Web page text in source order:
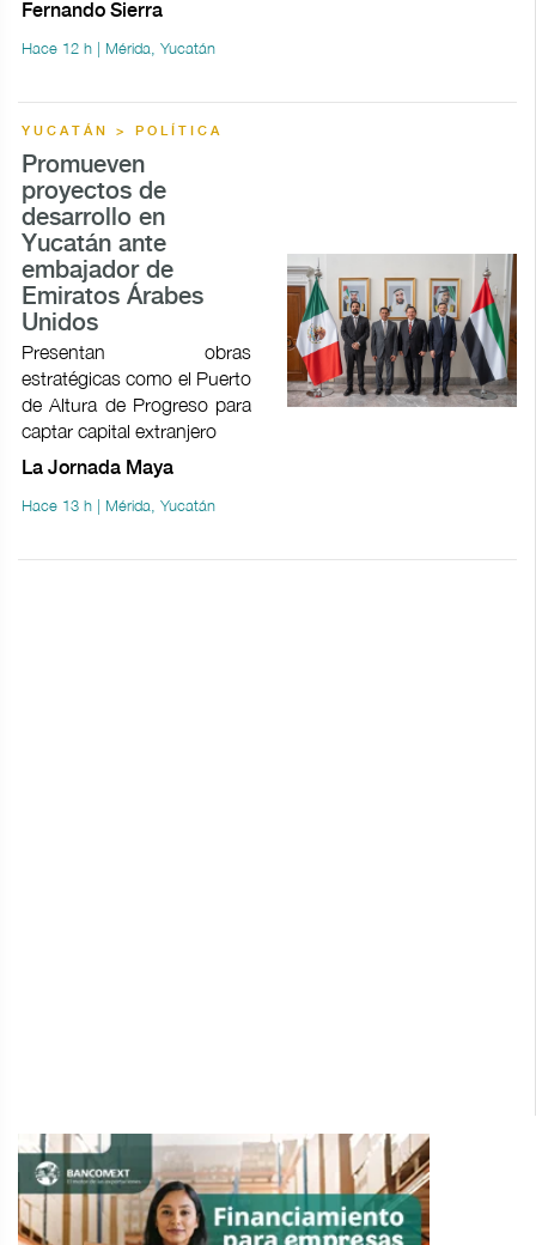
Fernando Sierra
Hace 12 h | Mérida, Yucatán
YUCATÁN > POLÍTICA
Promueven
proyectos de
desarrollo en
Yucatán ante
embajador de
Emiratos Árabes
Unidos
Presentan obras
estratégicas como el Puerto
de Altura de Progreso para
captar capital extranjero
La Jornada Maya
Hace 13 h | Mérida, Yucatán